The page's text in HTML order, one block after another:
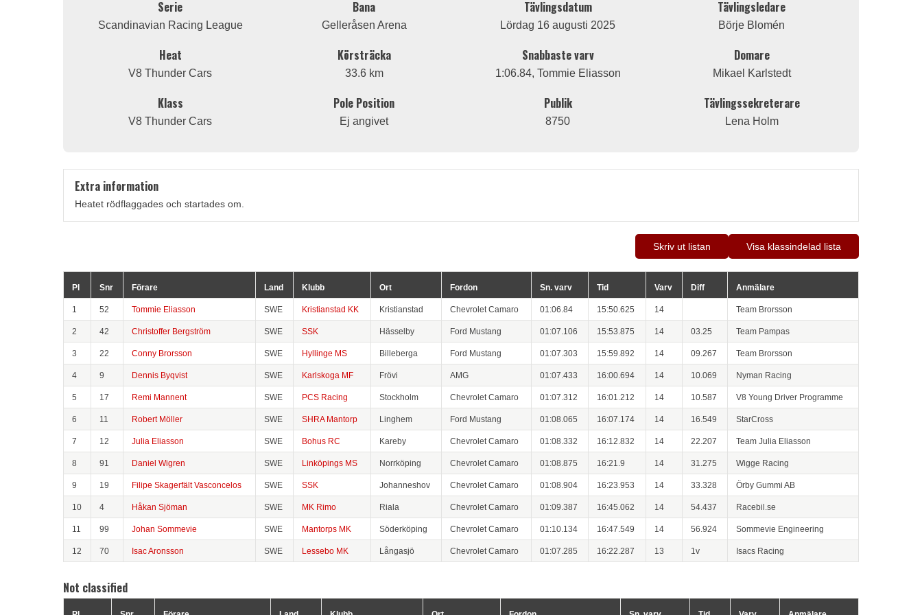
Serie
Scandinavian Racing League
Heat
V8 Thunder Cars
Klass
V8 Thunder Cars
Bana
Gelleråsen Arena
Körsträcka
33.6 km
Pole Position
Ej angivet
Tävlingsdatum
Lördag 16 augusti 2025
Snabbaste varv
1:06.84, Tommie Eliasson
Publik
8750
Tävlingsledare
Börje Blomén
Domare
Mikael Karlstedt
Tävlingssekreterare
Lena Holm
Extra information
Heatet rödflaggades och startades om.
Skriv ut listan Visa klassindelad lista
Pl Snr Förare Land Klubb Ort Fordon Sn. varv Tid Varv Diff Anmälare
1 52 Tommie Eliasson SWE Kristianstad KK Kristianstad Chevrolet Camaro 01:06.84 15:50.625 14 Team Brorsson
2 42 Christoffer Bergström SWE SSK Hässelby Ford Mustang 01:07.106 15:53.875 14 03.25 Team Pampas
3 22 Conny Brorsson SWE Hyllinge MS Billeberga Ford Mustang 01:07.303 15:59.892 14 09.267 Team Brorsson
4 9 Dennis Byqvist SWE Karlskoga MF Frövi AMG 01:07.433 16:00.694 14 10.069 Nyman Racing
5 17 Remi Mannent SWE PCS Racing Stockholm Chevrolet Camaro 01:07.312 16:01.212 14 10.587 V8 Young Driver Programme
6 11 Robert Möller SWE SHRA Mantorp Linghem Ford Mustang 01:08.065 16:07.174 14 16.549 StarCross
7 12 Julia Eliasson SWE Bohus RC Kareby Chevrolet Camaro 01:08.332 16:12.832 14 22.207 Team Julia Eliasson
8 91 Daniel Wigren SWE Linköpings MS Norrköping Chevrolet Camaro 01:08.875 16:21.9 14 31.275 Wigge Racing
9 19 Filipe Skagerfält Vasconcelos SWE SSK Johanneshov Chevrolet Camaro 01:08.904 16:23.953 14 33.328 Örby Gummi AB
10 4 Håkan Sjöman SWE MK Rimo Riala Chevrolet Camaro 01:09.387 16:45.062 14 54.437 Racebil.se
11 99 Johan Sommevie SWE Mantorps MK Söderköping Chevrolet Camaro 01:10.134 16:47.549 14 56.924 Sommevie Engineering
12 70 Isac Aronsson SWE Lessebo MK Långasjö Chevrolet Camaro 01:07.285 16:22.287 13 1v Isacs Racing
Not classified